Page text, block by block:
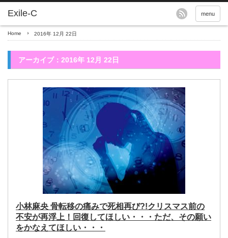
menu
Home 2016年 12月 22日
アーカイブ：2016年 12月 22日
小林麻央 骨転移の痛みで死相再び?!クリスマス前の
不安が再浮上！回復してほしい・・・ただ、その願い
をかなえてほしい・・・